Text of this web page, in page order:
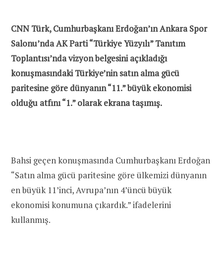
CNN Türk, Cumhurbaşkanı Erdoğan’ın Ankara Spor
Salonu’nda AK Parti “Türkiye Yüzyılı” Tanıtım
Toplantısı’nda vizyon belgesini açıkladığı
konuşmasındaki Türkiye’nin satın alma gücü
paritesine göre dünyanın “11.” büyük ekonomisi
olduğu atfını “1.” olarak ekrana taşımış.
Bahsi geçen konuşmasında Cumhurbaşkanı Erdoğan
“Satın alma gücü paritesine göre ülkemizi dünyanın
en büyük 11’inci, Avrupa’nın 4’üncü büyük
ekonomisi konumuna çıkardık.” ifadelerini
kullanmış.